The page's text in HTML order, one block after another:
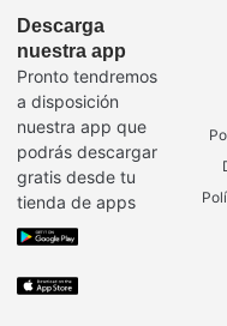
Descarga
nuestra app
Pronto tendremos
a disposición
nuestra app que
podrás descargar
gratis desde tu
tienda de apps